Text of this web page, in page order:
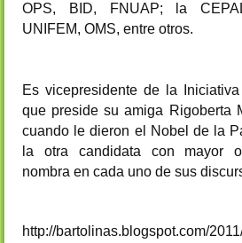
OPS, BID, FNUAP; la
UNIFEM, OMS, entre otros.
Es vicepresidente de la
que preside su amiga Rigoberta
cuando le dieron el Nobel de la
la otra candidata con mayor
nombra en cada uno de sus
http://bartolinas.blogspot.com/